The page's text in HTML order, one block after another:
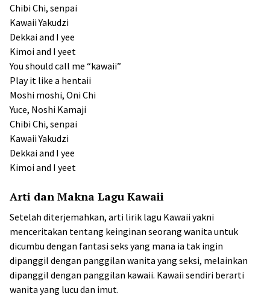
Chibi Chi, senpai
Kawaii Yakudzi
Dekkai and I yee
Kimoi and I yeet
You should call me “kawaii”
Play it like a hentaii
Moshi moshi, Oni Chi
Yuce, Noshi Kamaji
Chibi Chi, senpai
Kawaii Yakudzi
Dekkai and I yee
Kimoi and I yeet
Arti dan Makna Lagu Kawaii
Setelah diterjemahkan, arti lirik lagu Kawaii yakni
menceritakan tentang keinginan seorang wanita untuk
dicumbu dengan fantasi seks yang mana ia tak ingin
dipanggil dengan panggilan wanita yang seksi, melainkan
dipanggil dengan panggilan kawaii. Kawaii sendiri berarti
wanita yang lucu dan imut.